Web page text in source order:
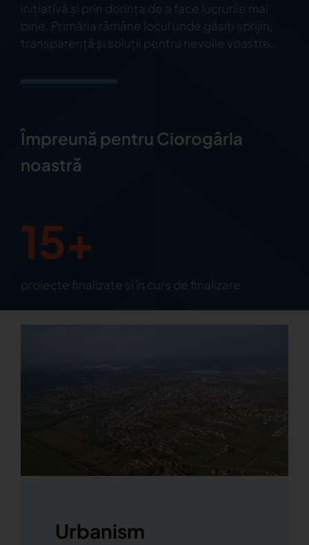
inițiativă și prin dorința de a face lucrurile mai
bine. Primăria rămâne locul unde găsiți sprijin,
transparență și soluții pentru nevoile voastre.
Împreună pentru Ciorogârla
noastră
15+
proiecte finalizate și în curs de finalizare
Urbanism